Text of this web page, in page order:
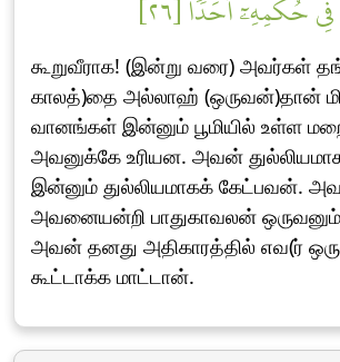
حُكۡمِهِۦٓ أَحَدٗا [٢٦]
கூறுவீராக! (இன்று வரை) அவர்கள்
காலத்)தை அல்லாஹ் (ஒருவன்)தான்
வானங்கள் இன்னும் பூமியில் உள்ள
அவனுக்கே உரியன. அவன்
இன்னும் துல்லியமாகக் கேட்பவன்.
அவனையன்றி பாதுகாவலன்
அவன் தனது அதிகாரத்தில் எவ(ர்
கூட்டாக்க மாட்டான்.